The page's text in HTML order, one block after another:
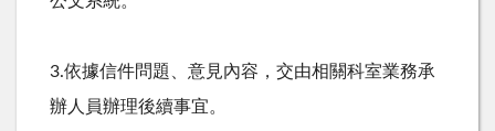
3.依據信件問題、意見內容，交由相關科室業務承
辦人員辦理後續事宜。